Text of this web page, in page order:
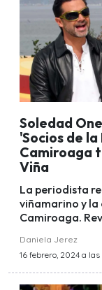
Soledad
'Socios de
Camiroaga
Viña
La periodista
viñamarino y la
Camiroaga.
Daniela Jerez
16 febrero, 2024 a las